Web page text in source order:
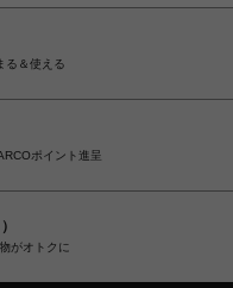
る＆使える
ポイント進呈
がオトクに